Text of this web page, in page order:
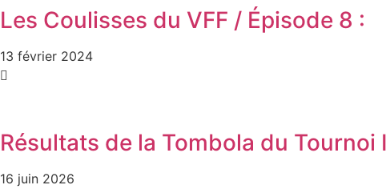
Les Coulisses du VFF / Épisode 8 : ​
13 février 2024
Résultats de la Tombola du
16 juin 2026